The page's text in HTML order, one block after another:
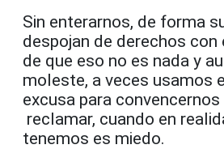
Sin enterarnos, de forma
despojan de derechos con
de que eso no es nada y
moleste, a veces usamos
excusa para convencernos
reclamar, cuando en
tenemos es miedo.